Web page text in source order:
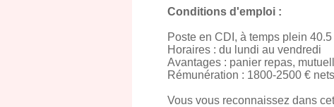
Conditions d'emploi :
Poste en CDI, à temps plein 40.5
Horaires : du lundi au vendredi
Avantages : panier repas,
Rémunération : 1800-2500 €
Vous vous reconnaissez dans